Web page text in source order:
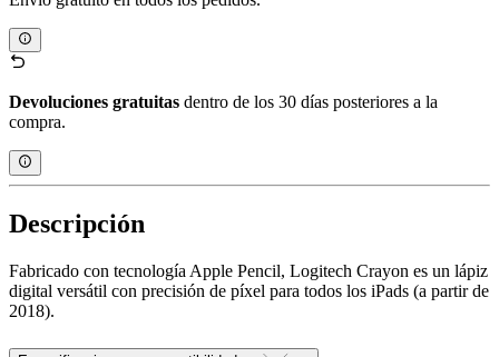
Devoluciones gratuitas dentro de los 30 días posteriores a la
compra.
Descripción
Fabricado con tecnología Apple Pencil, Logitech Crayon es un lápiz
digital versátil con precisión de píxel para todos los iPads (a partir de
2018).